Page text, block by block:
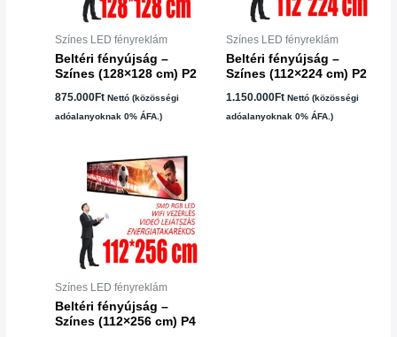
Színes LED fényreklám
Beltéri fényújság –
Színes (128×128 cm) P2
875.000Ft Nettó (közösségi
adóalanyoknak 0% ÁFA.)
Színes LED fényreklám
Beltéri fényújság –
Színes (112×224 cm) P2
1.150.000Ft Nettó (közösségi
adóalanyoknak 0% ÁFA.)
Színes LED fényreklám
Beltéri fényújság –
Színes (112×256 cm) P4